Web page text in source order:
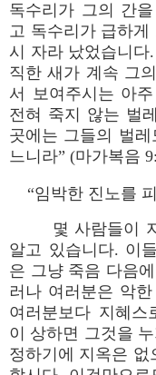
독수리가 그의 간
고 독수리가 급하
시 자라 났었습니
직한 새가 계속 그
서 보여주시는 아
전혀 죽지 않는 벌
곳에는 그들의 벌
느니라” (마가복음
“임박한 진노를
몇 사람들이
알고 있습니다. 이
은 그냥 죽음 다음
러나 여러분은 악
여러분보다 지혜스
이 상하면 그것을
정하기에 지옥은 없